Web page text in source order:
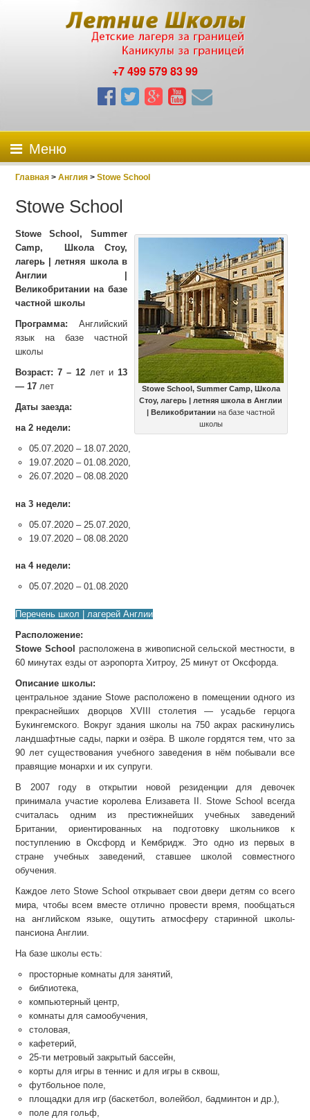
+7 499 579 83 99
Меню
Главная >Англия >Stowe School
Stowe School
Stowe School, Summer Camp, Школа
Стоу, лагерь | летняя школа в Англии
| Великобритании на базе частной
школы
Stowe School, Summer
Camp, Школа Стоу,
лагерь | летняя школа в
Англии |
Великобритании на базе
частной школы
Программа: Английский
язык на базе частной
школы
Возраст: 7 – 12 лет и 13
— 17 лет
Даты заезда:
на 2 недели:
05.07.2020 – 18.07.2020,
19.07.2020 – 01.08.2020,
26.07.2020 – 08.08.2020
на 3 недели:
05.07.2020 – 25.07.2020,
19.07.2020 – 08.08.2020
на 4 недели:
05.07.2020 – 01.08.2020
Перечень школ | лагерей Англии
Расположение:
Stowe School расположена в живописной сельской местности, в
60 минутах езды от аэропорта Хитроу, 25 минут от Оксфорда.
Описание школы:
центральное здание Stowe расположено в помещении одного из
прекраснейших дворцов XVIII столетия — усадьбе герцога
Букингемского. Вокруг здания школы на 750 акрах раскинулись
ландшафтные сады, парки и озёра. В школе гордятся тем, что за
90 лет существования учебного заведения в нём побывали все
правящие монархи и их супруги.
В 2007 году в открытии новой резиденции для девочек
принимала участие королева Елизавета II. Stowe School всегда
считалась одним из престижнейших учебных заведений
Британии, ориентированных на подготовку школьников к
поступлению в Оксфорд и Кембридж. Это одно из первых в
стране учебных заведений, ставшее школой совместного
обучения.
Каждое лето Stowe School открывает свои двери детям со всего
мира, чтобы всем вместе отлично провести время, пообщаться
на английском языке, ощутить атмосферу старинной школы-
пансиона Англии.
На базе школы есть:
просторные комнаты для занятий,
библиотека,
компьютерный центр,
комнаты для самообучения,
столовая,
кафетерий,
25-ти метровый закрытый бассейн,
корты для игры в теннис и для игры в сквош,
футбольное поле,
площадки для игр (баскетбол, волейбол, бадминтон и др.),
поле для гольф,